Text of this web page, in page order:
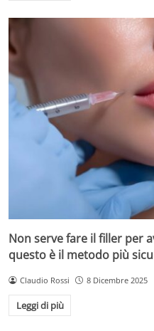
Non serve fare il filler per
questo è il metodo più
Claudio Rossi 8 Dicembre 2025
Leggi di più